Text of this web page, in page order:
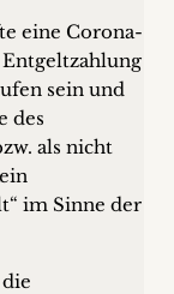
eine Corona-
sein und
des
als nicht
im Sinne der